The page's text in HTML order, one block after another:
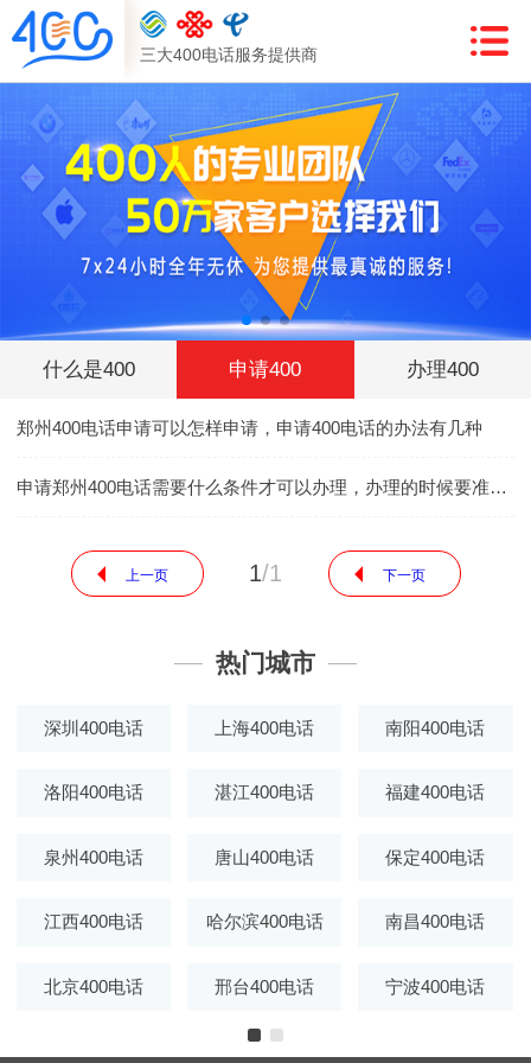
三大400电话服务提供商
什么是400 申请400 办理400
郑州400电话申请可以怎样申请，申请400电话的办法有几种
申请郑州400电话需要什么条件才可以办理，办理的时候要准备什么资料
上一页 1/1 下一页
热门城市
深圳400电话 上海400电话 南阳400电话
洛阳400电话 湛江400电话 福建400电话
泉州400电话 唐山400电话 保定400电话
江西400电话 哈尔滨400电话 南昌400电话
北京400电话 邢台400电话 宁波400电话